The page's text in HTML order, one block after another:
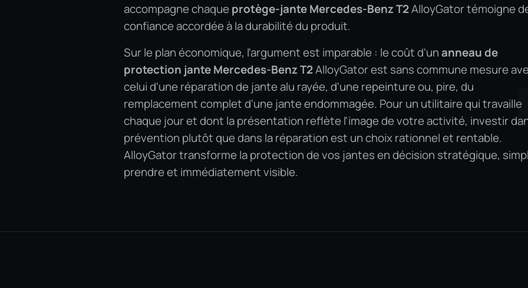
accompagne chaqueprotège-jante Mercedes-Benz T2AlloyGator témoigne
confiance accordée à la durabilité du produit.
Sur le plan économique, l'argument est imparable : le coût d'unanneau de
protection jante Mercedes-Benz T2AlloyGator est sans commune mesure
celui d'une réparation de jante alu rayée, d'une repeinture ou, pire, du
remplacement complet d'une jante endommagée. Pour un utilitaire qui travaille
chaque jour et dont la présentation reflète l'image de votre activité, investir
prévention plutôt que dans la réparation est un choix rationnel et rentable.
AlloyGator transforme la protection de vos jantes en décision stratégique,
prendre et immédiatement visible.